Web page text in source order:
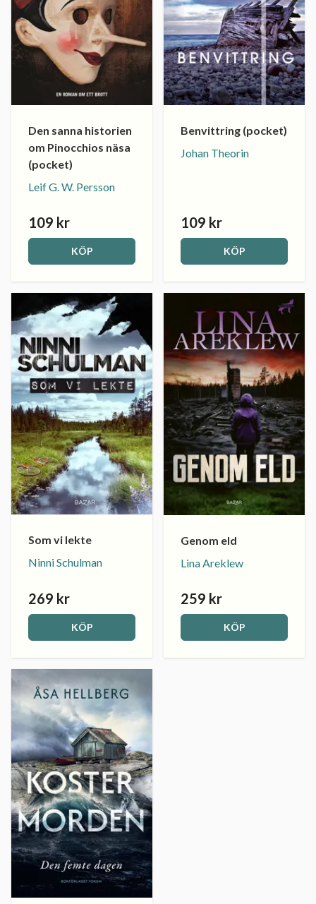
Den sanna historien
om Pinocchios näsa
(pocket)
Leif G. W. Persson
109 kr
KÖP
Benvittring (pocket)
Johan Theorin
109 kr
KÖP
Som vi lekte
Ninni Schulman
269 kr
KÖP
Genom eld
Lina Areklew
259 kr
KÖP